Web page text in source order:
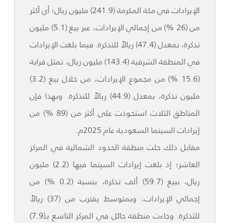
الإيرادات في مكة المكرمة (241.9) مليون ريال؛ أي أكثر
من (26 %) من إجمالي الإيرادات، عبر بيع (5.1) مليون
تذكرة، بمعدل (47.4) ريالاً للتذكرة. فيما بلغت الإيرادات
في المنطقة الشرقية (143.4) مليون ريال، تمثل قرابة
(15.6 %) من مجموع الإيرادات، من خلال بيع (3.2)
مليون تذكرة، بمعدل (44.9) ريالاً للتذكرة. وبهذا فإن
المناطق الثلاث استحوذت على أكثر من (89 %) من
إيرادات السينما السعودية عام 2025م.
مقابل ذلك حلت منطقة الحدود الشمالية في المركز
العاشر؛ إذ بلغت إيرادات السينما فيها (2.2) مليون
ريال، ببيع (59.7) ألف تذكرة، بنسبة (0.2 %) من
إجمالي الإيرادات، وبمتوسط يقترب من (37) ريالاً
للتذكرة. وجاءت منطقة حائل في المركز التاسع بـ(7.9)